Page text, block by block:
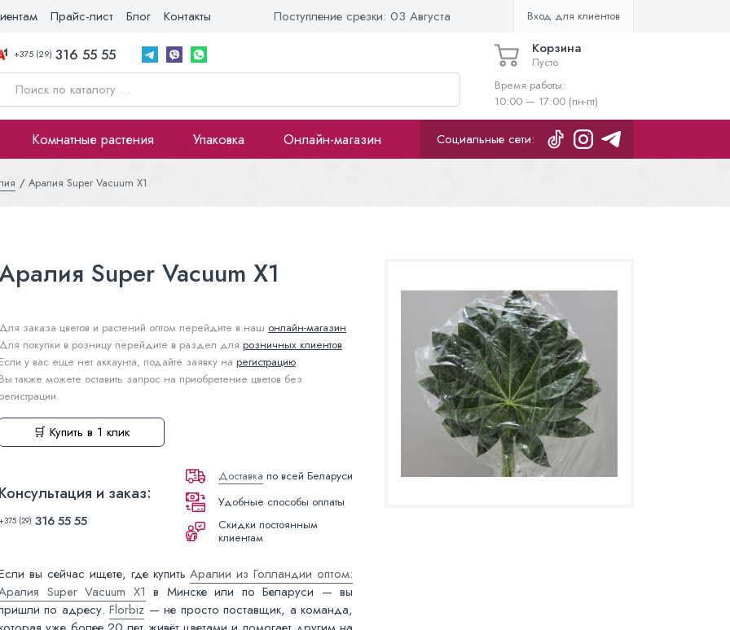
Прайс-лист Блог Контакты Поступление срезки: 03 Августа Вход для клиентов
+375 (29) 316 55 55 Корзина
Пусто
Время работы:
10:00 — 17:00 (пн-пт)
Комнатные растения Упаковка Онлайн-магазин Социальные сети:
Аралия Super Vacuum X1
Super Vacuum X1
Для заказа цветов и растений оптом перейдите в наш онлайн-магазин.
Для покупки в розницу перейдите в раздел для розничных клиентов.
Если у вас еще нет аккаунта, подайте заявку на регистрацию.
Вы также можете оставить запрос на приобретение цветов без
регистрации.
🛒 Купить в 1 клик
Консультация и заказ:
+375 (29) 316 55 55
Доставка по всей Беларуси
Удобные способы оплаты
Скидки постоянным
клиентам
вы сейчас ищете, где купитьАралии из Голландии оптом:
Super Vacuum X1 в Минске или по Беларуси — вы
по адресу.Florbiz — не просто поставщик, а команда,